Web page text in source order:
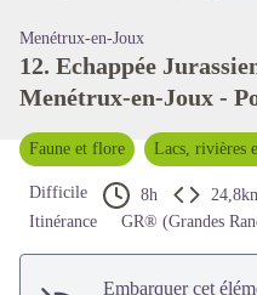
Menétrux-en-Joux
12. Echappée
Menétrux-en-Joux -
Faune et flore Lacs, rivières
Difficile 8h
Itinérance
GR® (Grandes
Embarquer cet